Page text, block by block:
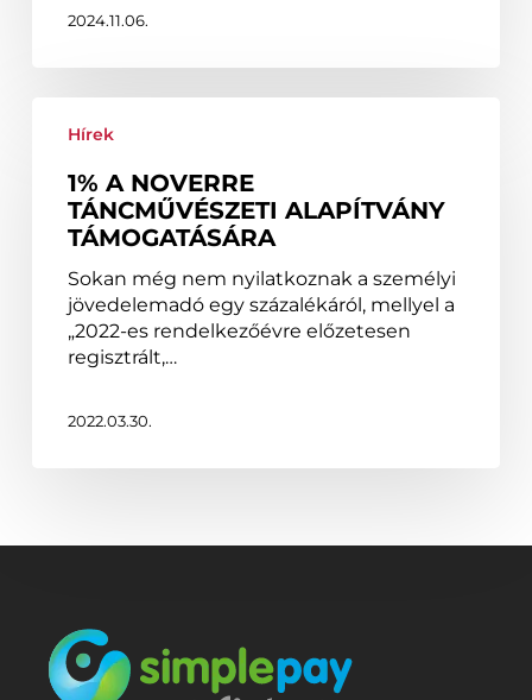
2024.11.06.
Táncművészeti
Alapítvány
támogatására
Hírek
1% A NOVERRE
TÁNCMŰVÉSZETI ALAPÍTVÁNY
TÁMOGATÁSÁRA
Sokan még nem nyilatkoznak a személyi
jövedelemadó egy százalékáról, mellyel a
„2022-es rendelkezőévre előzetesen
regisztrált,…
2022.03.30.